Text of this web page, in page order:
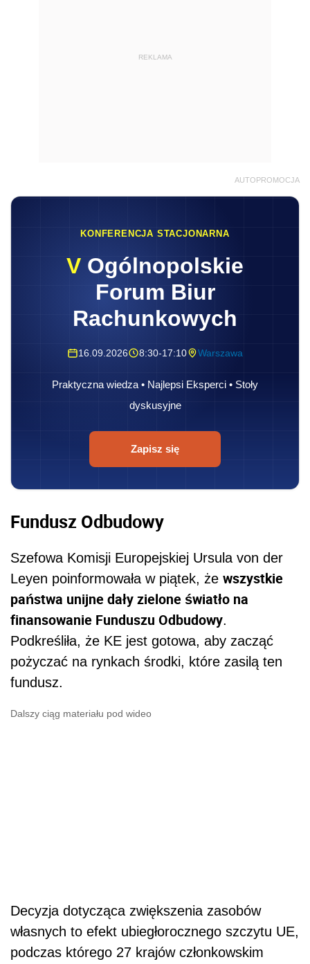
REKLAMA
AUTOPROMOCJA
KONFERENCJA STACJONARNA
V Ogólnopolskie
Forum Biur
Rachunkowych
16.09.2026 8:30-17:10 Warszawa
Praktyczna wiedza • Najlepsi Eksperci • Stoły
dyskusyjne
Zapisz się
Fundusz Odbudowy
Szefowa Komisji Europejskiej Ursula von der
Leyen poinformowała w piątek, że wszystkie
państwa unijne dały zielone światło na
finansowanie Funduszu Odbudowy.
Podkreśliła, że KE jest gotowa, aby zacząć
pożyczać na rynkach środki, które zasilą ten
fundusz.
Dalszy ciąg materiału pod wideo
Decyzja dotycząca zwiększenia zasobów
własnych to efekt ubiegłorocznego szczytu UE,
podczas którego 27 krajów członkowskim